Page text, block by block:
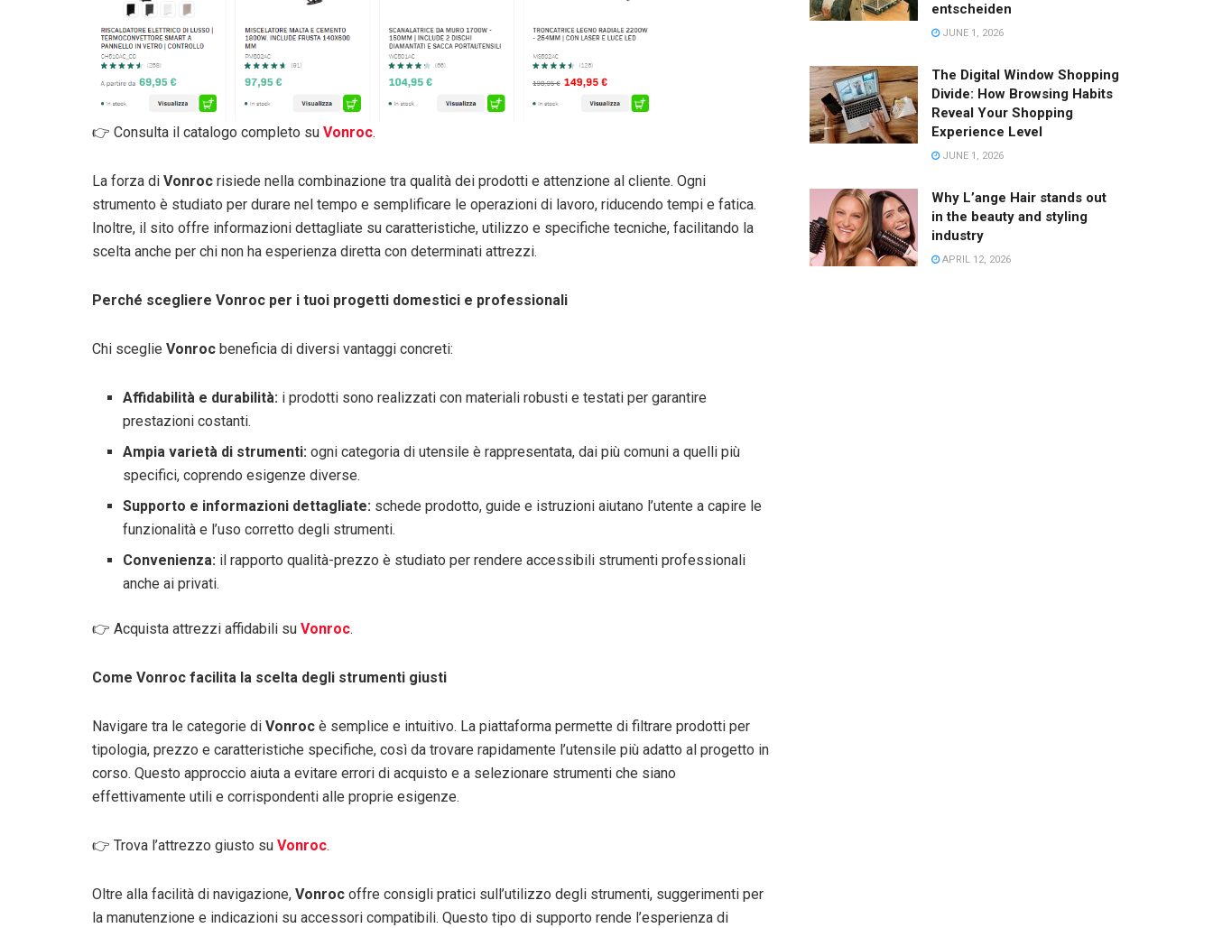
👉 Consulta il catalogo completo su Vonroc.
La forza di Vonroc risiede nella combinazione tra qualità dei prodotti e attenzione al cliente. Ogni
strumento è studiato per durare nel tempo e semplificare le operazioni di lavoro, riducendo tempi e fatica.
Inoltre, il sito offre informazioni dettagliate su caratteristiche, utilizzo e specifiche tecniche, facilitando la
scelta anche per chi non ha esperienza diretta con determinati attrezzi.
Perché scegliere Vonroc per i tuoi progetti domestici e professionali
Chi sceglie Vonroc beneficia di diversi vantaggi concreti:
Affidabilità e durabilità: i prodotti sono realizzati con materiali robusti e testati per garantire
prestazioni costanti.
Ampia varietà di strumenti: ogni categoria di utensile è rappresentata, dai più comuni a quelli più
specifici, coprendo esigenze diverse.
Supporto e informazioni dettagliate: schede prodotto, guide e istruzioni aiutano l’utente a capire le
funzionalità e l’uso corretto degli strumenti.
Convenienza: il rapporto qualità-prezzo è studiato per rendere accessibili strumenti professionali
anche ai privati.
👉 Acquista attrezzi affidabili su Vonroc.
Come Vonroc facilita la scelta degli strumenti giusti
Navigare tra le categorie di Vonroc è semplice e intuitivo. La piattaforma permette di filtrare prodotti per
tipologia, prezzo e caratteristiche specifiche, così da trovare rapidamente l’utensile più adatto al progetto in
corso. Questo approccio aiuta a evitare errori di acquisto e a selezionare strumenti che siano
effettivamente utili e corrispondenti alle proprie esigenze.
👉 Trova l’attrezzo giusto su Vonroc.
Oltre alla facilità di navigazione, Vonroc offre consigli pratici sull’utilizzo degli strumenti, suggerimenti per
la manutenzione e indicazioni su accessori compatibili. Questo tipo di supporto rende l’esperienza di
entscheiden
JUNE 1, 2026
The Digital Window Shopping
Divide: How Browsing Habits
Reveal Your Shopping
Experience Level
JUNE 1, 2026
Why L’ange Hair stands out
in the beauty and styling
industry
APRIL 12, 2026